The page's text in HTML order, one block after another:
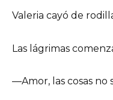
Valeria cayó de
Las lágrimas
—Amor, las cosas no